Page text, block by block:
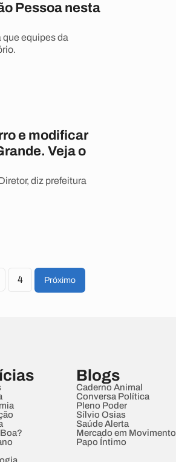
Pessoa nesta
equipes da
e modificar
Veja o
diz prefeitura
4 Próximo
Blogs
Caderno Animal
Conversa Política
Pleno Poder
Sílvio Osias
Saúde Alerta
Mercado em Movimento
Papo Íntimo